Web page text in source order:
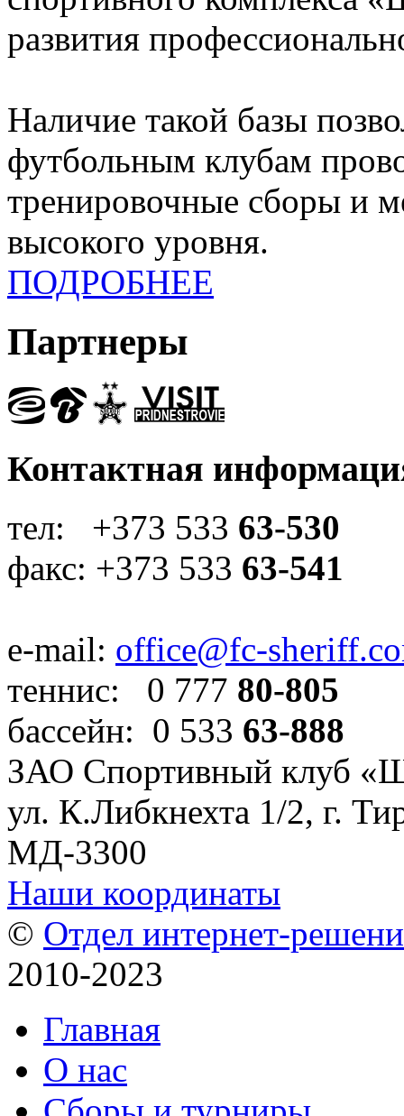
развития
Наличие такой базы
футбольным клубам
тренировочные сборы и
высокого уровня.
ПОДРОБНЕЕ
Партнеры
Контактная
тел: +373 533 63-530
факс: +373 533 63-541
e-mail: office@fc-
теннис: 0 777 80-805
бассейн: 0 533 63-888
ЗАО Спортивный клуб
ул. К.Либкнехта 1/2, г.
МД-3300
Наши координаты
© Отдел интернет-
2010-2023
Главная
О нас